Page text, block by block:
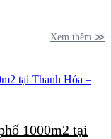
Xem thêm ≫
1000m2 tại